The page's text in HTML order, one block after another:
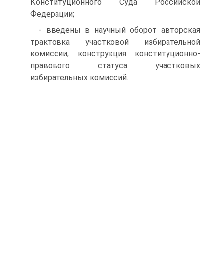
Конституционного Суда Российской
Федерации;
- введены в научный оборот авторская
трактовка участковой избирательной
комиссии; конструкция конституционно-
правового статуса участковых
избирательных комиссий.